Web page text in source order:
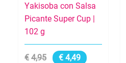
Yakisoba con Salsa
Picante Super Cup |
102 g
4,95 4,49